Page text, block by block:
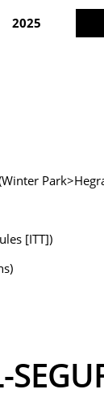
2025
[ITT])